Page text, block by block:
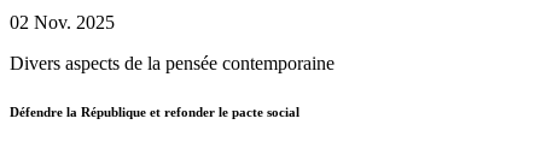
02 Nov. 2025
Divers aspects de la pensée contemporaine
Défendre la République et refonder le pacte social